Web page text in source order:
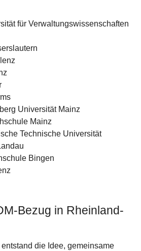
für Verwaltungswissenschaften
Universität Mainz
Mainz
Technische Universität
Bingen
Bezug in Rheinland-
entstand die Idee, gemeinsame